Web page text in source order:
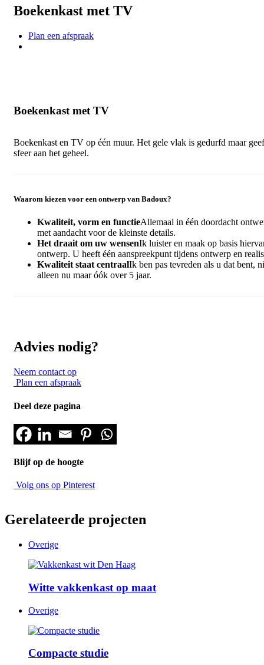
Boekenkast met TV
Plan een afspraak
Boekenkast met TV
Boekenkast en TV op één muur. Het gele vlak is gedurfd maar
sfeer aan het geheel.
Waarom kiezen voor een ontwerp van Badoux?
Kwaliteit, vorm en functieAllemaal in één doordacht
met aandacht voor de kleinste details.
Het draait om uw wensenIk luister en maak op basis
ontwerp. U heeft één aanspreekpunt tijdens ontwerp en
Kwaliteit staat centraalIk ben pas tevreden als u dat bent,
alleen nu maar óók over 5 jaar.
Advies nodig?
Neem contact op
Plan een afspraak
Deel deze pagina
Blijf op de hoogte
Volg ons op Pinterest
Gerelateerde projecten
Overige
Witte vakkenkast op maat
Overige
Compacte studie